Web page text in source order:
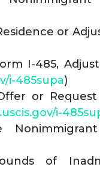
or
I-485,
i-485supa)
or
i-
of